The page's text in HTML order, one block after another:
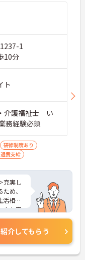
1
10分
ト
介護福祉士 い
務経験必須
研修制度あり
費支給
充実し
め、
活相談
！お客
人間性
き方＞
せた働
り、長
紹介してもらう